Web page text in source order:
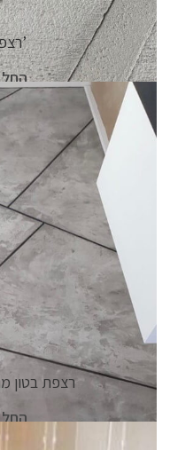
רצפת בטון רטרו וינטג’
פרטי המוצר
רצפת בטון